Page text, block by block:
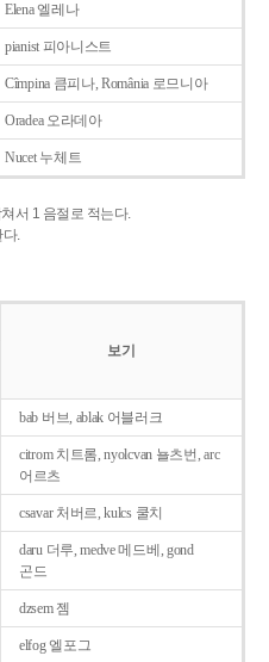
Elena 엘레나
pianist 피아니스트
Cîmpina 큼피나, România 로므니아
Oradea 오라데아
Nucet 누체트
서 1 음절로 적는다.
다.
보기
bab 버브, ablak 어블러크
citrom 치트롬, nyolcvan 뇰츠번, arc
어르츠
csavar 처버르, kulcs 쿨치
daru 더루, medve 메드베, gond
곤드
dzsem 젬
elfog 엘포그